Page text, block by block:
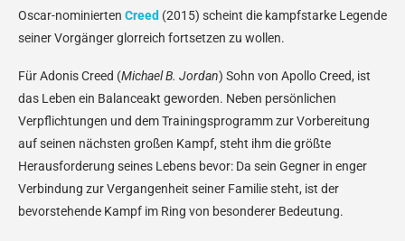
Oscar-nominierten Creed (2015) scheint die kampfstarke Legende
seiner Vorgänger glorreich fortsetzen zu wollen.
Für Adonis Creed (Michael B. Jordan) Sohn von Apollo Creed, ist
das Leben ein Balanceakt geworden. Neben persönlichen
Verpflichtungen und dem Trainingsprogramm zur Vorbereitung
auf seinen nächsten großen Kampf, steht ihm die größte
Herausforderung seines Lebens bevor: Da sein Gegner in enger
Verbindung zur Vergangenheit seiner Familie steht, ist der
bevorstehende Kampf im Ring von besonderer Bedeutung.